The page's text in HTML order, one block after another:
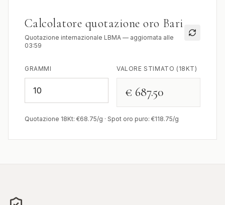
Calcolatore quotazione oro Bari
Quotazione internazionale LBMA — aggiornata alle
03:59
GRAMMI VALORE STIMATO (18KT)
€ 687.50
Quotazione 18Kt: €68.75/g · Spot oro puro: €118.75/g